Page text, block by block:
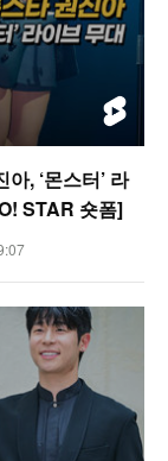
, ‘몬스터’ 라
STAR 숏폼]